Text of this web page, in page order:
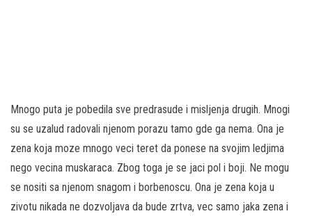
Mnogo puta je pobedila sve predrasude i misljenja drugih. Mnogi
su se uzalud radovali njenom porazu tamo gde ga nema. Ona je
zena koja moze mnogo veci teret da ponese na svojim ledjima
nego vecina muskaraca. Zbog toga je se jaci pol i boji. Ne mogu
se nositi sa njenom snagom i borbenoscu. Ona je zena koja u
zivotu nikada ne dozvoljava da bude zrtva, vec samo jaka zena i